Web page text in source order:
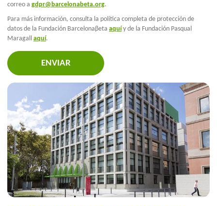
correo a gdpr@barcelonabeta.org.
Para más información, consulta la política completa de protección de
datos de la Fundación Barcelonaβeta aquíy de la Fundación Pasqual
Maragall aquí.
ENVIAR